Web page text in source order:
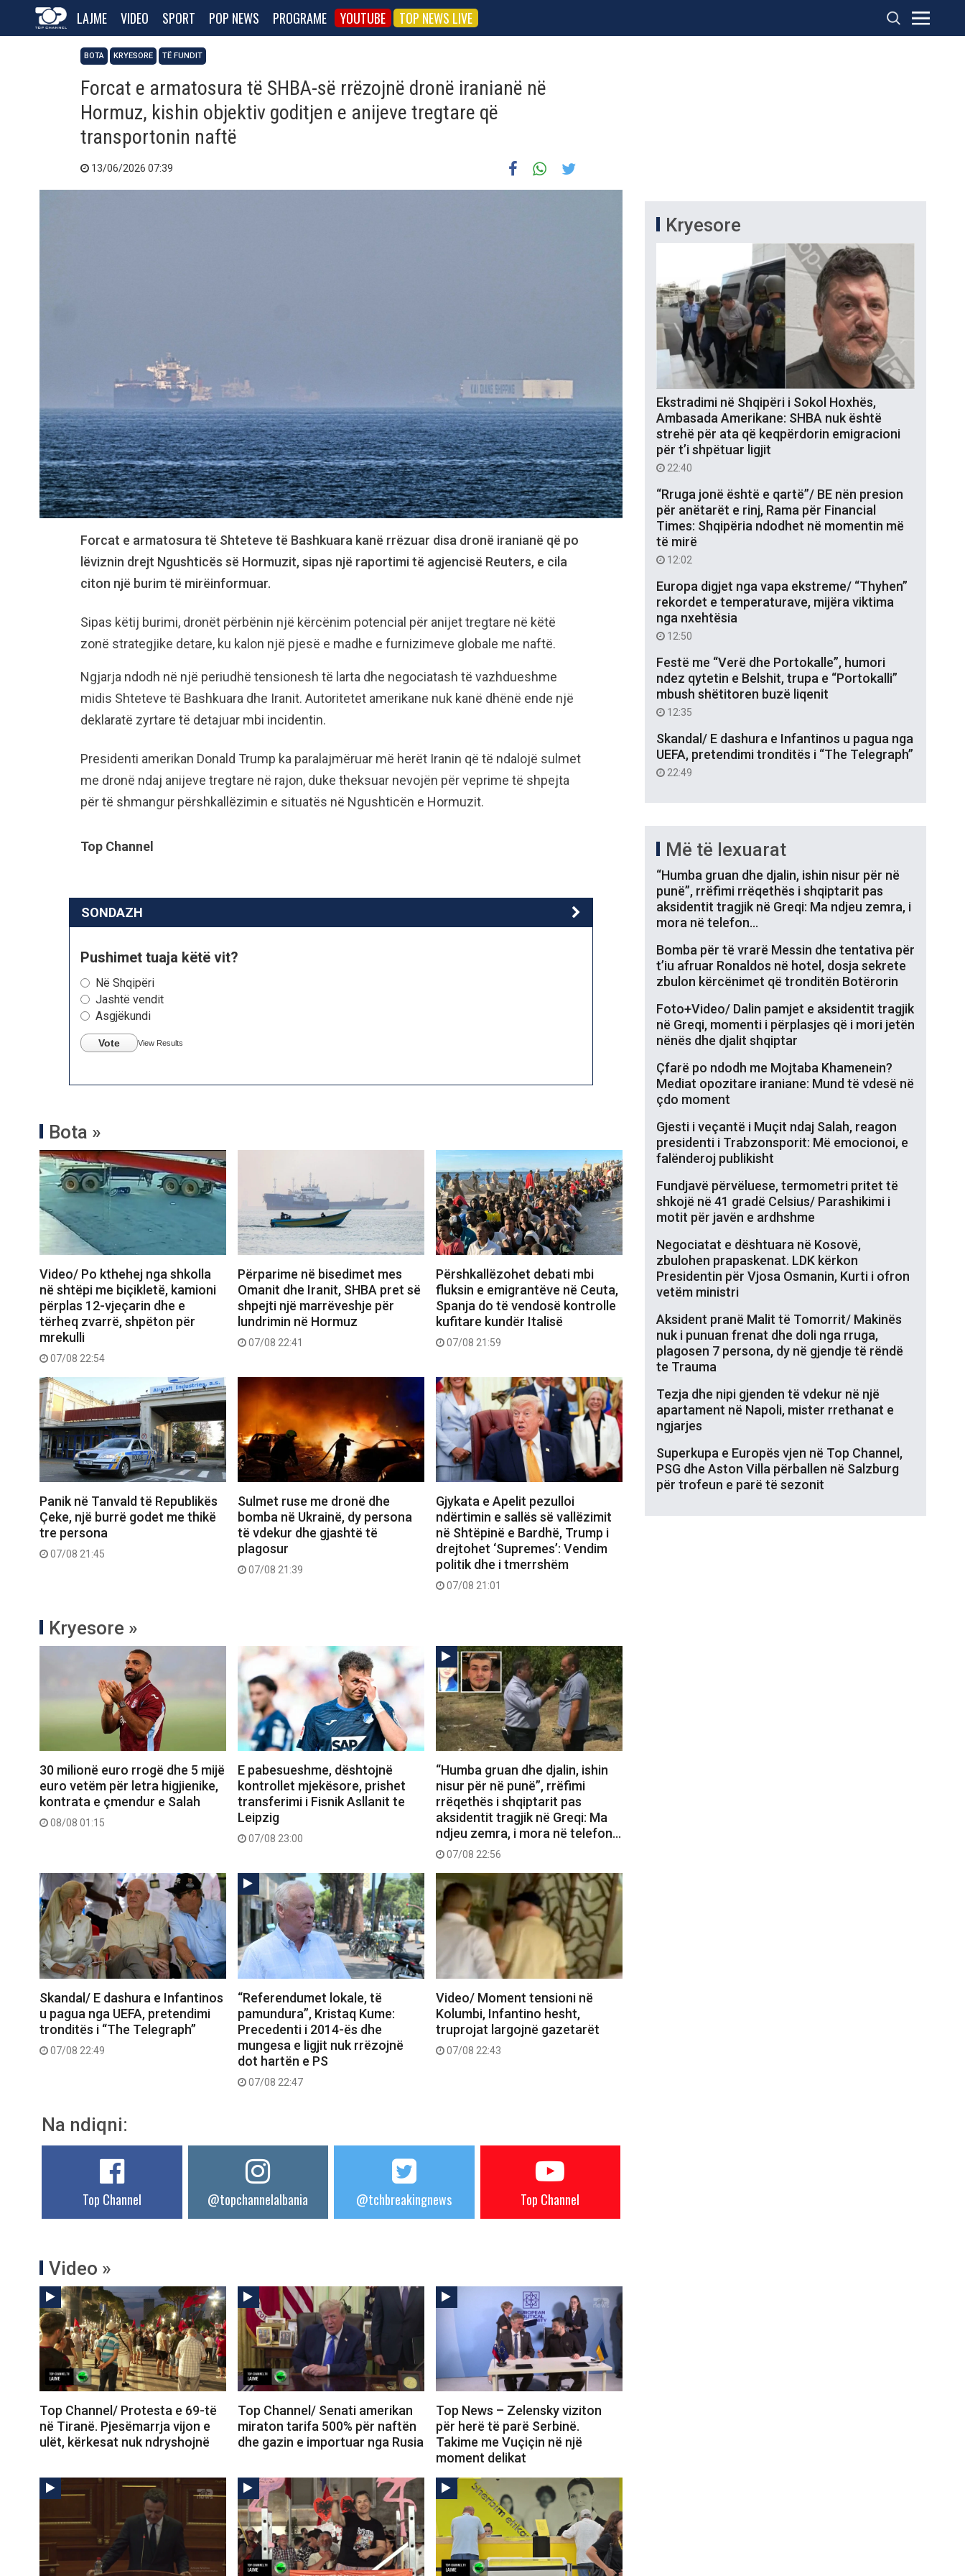
LAJME VIDEO SPORT POP NEWS PROGRAME YOUTUBE TOP NEWS LIVE
BOTA KRYESORE TË FUNDIT
Forcat e armatosura të SHBA-së rrëzojnë dronë iranianë në
Hormuz, kishin objektiv goditjen e anijeve tregtare që
transportonin naftë
13/06/2026 07:39
Forcat e armatosura të Shteteve të Bashkuara kanë rrëzuar disa dronë iranianë që po
lëviznin drejt Ngushticës së Hormuzit, sipas një raportimi të agjencisë Reuters, e cila
citon një burim të mirëinformuar.
Sipas këtij burimi, dronët përbënin një kërcënim potencial për anijet tregtare në këtë
zonë strategjike detare, ku kalon një pjesë e madhe e furnizimeve globale me naftë.
Ngjarja ndodh në një periudhë tensionesh të larta dhe negociatash të vazhdueshme
midis Shteteve të Bashkuara dhe Iranit. Autoritetet amerikane nuk kanë dhënë ende një
deklaratë zyrtare të detajuar mbi incidentin.
Presidenti amerikan Donald Trump ka paralajmëruar më herët Iranin që të ndalojë sulmet
me dronë ndaj anijeve tregtare në rajon, duke theksuar nevojën për veprime të shpejta
për të shmangur përshkallëzimin e situatës në Ngushticën e Hormuzit.
Top Channel
SONDAZH
Pushimet tuaja këtë vit?
Në Shqipëri
Jashtë vendit
Asgjëkundi
Vote View Results
Bota »
Video/ Po kthehej nga shkolla
në shtëpi me biçikletë, kamioni
përplas 12-vjeçarin dhe e
tërheq zvarrë, shpëton për
mrekulli
07/08 22:54
Përparime në bisedimet mes
Omanit dhe Iranit, SHBA pret së
shpejti një marrëveshje për
lundrimin në Hormuz
07/08 22:41
Përshkallëzohet debati mbi
fluksin e emigrantëve në Ceuta,
Spanja do të vendosë kontrolle
kufitare kundër Italisë
07/08 21:59
Panik në Tanvald të Republikës
Çeke, një burrë godet me thikë
tre persona
07/08 21:45
Sulmet ruse me dronë dhe
bomba në Ukrainë, dy persona
të vdekur dhe gjashtë të
plagosur
07/08 21:39
Gjykata e Apelit pezulloi
ndërtimin e sallës së vallëzimit
në Shtëpinë e Bardhë, Trump i
drejtohet ‘Supremes’: Vendim
politik dhe i tmerrshëm
07/08 21:01
Kryesore »
30 milionë euro rrogë dhe 5 mijë
euro vetëm për letra higjienike,
kontrata e çmendur e Salah
08/08 01:15
E pabesueshme, dështojnë
kontrollet mjekësore, prishet
transferimi i Fisnik Asllanit te
Leipzig
07/08 23:00
“Humba gruan dhe djalin, ishin
nisur për në punë”, rrëfimi
rrëqethës i shqiptarit pas
aksidentit tragjik në Greqi: Ma
ndjeu zemra, i mora në telefon…
07/08 22:56
Skandal/ E dashura e Infantinos
u pagua nga UEFA, pretendimi
tronditës i “The Telegraph”
07/08 22:49
“Referendumet lokale, të
pamundura”, Kristaq Kume:
Precedenti i 2014-ës dhe
mungesa e ligjit nuk rrëzojnë
dot hartën e PS
07/08 22:47
Video/ Moment tensioni në
Kolumbi, Infantino hesht,
truprojat largojnë gazetarët
07/08 22:43
Na ndiqni:
Top Channel @topchannelalbania @tchbreakingnews Top Channel
Video »
Top Channel/ Protesta e 69-të
në Tiranë. Pjesëmarrja vijon e
ulët, kërkesat nuk ndryshojnë
Top Channel/ Senati amerikan
miraton tarifa 500% për naftën
dhe gazin e importuar nga Rusia
Top News – Zelensky viziton
për herë të parë Serbinë.
Takime me Vuçiçin në një
moment delikat
Kryesore
Ekstradimi në Shqipëri i Sokol Hoxhës,
Ambasada Amerikane: SHBA nuk është
strehë për ata që keqpërdorin emigracioni
për t’i shpëtuar ligjit
22:40
“Rruga jonë është e qartë”/ BE nën presion
për anëtarët e rinj, Rama për Financial
Times: Shqipëria ndodhet në momentin më
të mirë
12:02
Europa digjet nga vapa ekstreme/ “Thyhen”
rekordet e temperaturave, mijëra viktima
nga nxehtësia
12:50
Festë me “Verë dhe Portokalle”, humori
ndez qytetin e Belshit, trupa e “Portokalli”
mbush shëtitoren buzë liqenit
12:35
Skandal/ E dashura e Infantinos u pagua nga
UEFA, pretendimi tronditës i “The Telegraph”
22:49
Më të lexuarat
“Humba gruan dhe djalin, ishin nisur për në
punë”, rrëfimi rrëqethës i shqiptarit pas
aksidentit tragjik në Greqi: Ma ndjeu zemra, i
mora në telefon…
Bomba për të vrarë Messin dhe tentativa për
t’iu afruar Ronaldos në hotel, dosja sekrete
zbulon kërcënimet që tronditën Botërorin
Foto+Video/ Dalin pamjet e aksidentit tragjik
në Greqi, momenti i përplasjes që i mori jetën
nënës dhe djalit shqiptar
Çfarë po ndodh me Mojtaba Khamenein?
Mediat opozitare iraniane: Mund të vdesë në
çdo moment
Gjesti i veçantë i Muçit ndaj Salah, reagon
presidenti i Trabzonsporit: Më emocionoi, e
falënderoj publikisht
Fundjavë përvëluese, termometri pritet të
shkojë në 41 gradë Celsius/ Parashikimi i
motit për javën e ardhshme
Negociatat e dështuara në Kosovë,
zbulohen prapaskenat. LDK kërkon
Presidentin për Vjosa Osmanin, Kurti i ofron
vetëm ministri
Aksident pranë Malit të Tomorrit/ Makinës
nuk i punuan frenat dhe doli nga rruga,
plagosen 7 persona, dy në gjendje të rëndë
te Trauma
Tezja dhe nipi gjenden të vdekur në një
apartament në Napoli, mister rrethanat e
ngjarjes
Superkupa e Europës vjen në Top Channel,
PSG dhe Aston Villa përballen në Salzburg
për trofeun e parë të sezonit